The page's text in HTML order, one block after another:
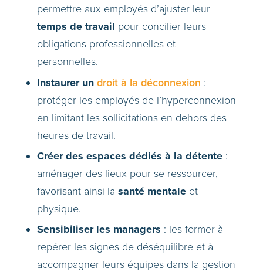
permettre aux employés d’ajuster leur
temps de travail pour concilier leurs
obligations professionnelles et
personnelles.
Instaurer un droit à la déconnexion :
protéger les employés de l’hyperconnexion
en limitant les sollicitations en dehors des
heures de travail.
Créer des espaces dédiés à la détente:
aménager des lieux pour se ressourcer,
favorisant ainsi la santé mentaleet
physique.
Sensibiliser les managers : les former à
repérer les signes de déséquilibre et à
accompagner leurs équipes dans la gestion